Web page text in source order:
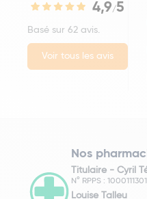
4,9/5
Basé sur 62 avis.
Voir tous les avis
Nos
Titulaire - Cyril
N° RPPS :
Louise Talleu